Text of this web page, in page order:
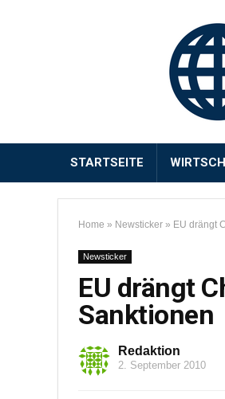
STARTSEITE
Home » Newsticker » EU drängt
Newsticker
EU drängt
Sanktionen
Redaktion
2. September 2010